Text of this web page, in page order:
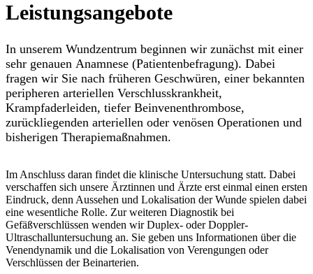
Leistungsangebote
In unserem Wundzentrum beginnen wir zunächst mit einer
sehr genauen Anamnese (Patientenbefragung). Dabei
fragen wir Sie nach früheren Geschwüren, einer bekannten
peripheren arteriellen Verschlusskrankheit,
Krampfaderleiden, tiefer Beinvenenthrombose,
zurückliegenden arteriellen oder venösen Operationen und
bisherigen Therapiemaßnahmen.
Im Anschluss daran findet die klinische Untersuchung statt. Dabei
verschaffen sich unsere Ärztinnen und Ärzte erst einmal einen ersten
Eindruck, denn Aussehen und Lokalisation der Wunde spielen dabei
eine wesentliche Rolle. Zur weiteren Diagnostik bei
Gefäßverschlüssen wenden wir Duplex- oder Doppler-
Ultraschalluntersuchung an. Sie geben uns Informationen über die
Venendynamik und die Lokalisation von Verengungen oder
Verschlüssen der Beinarterien.